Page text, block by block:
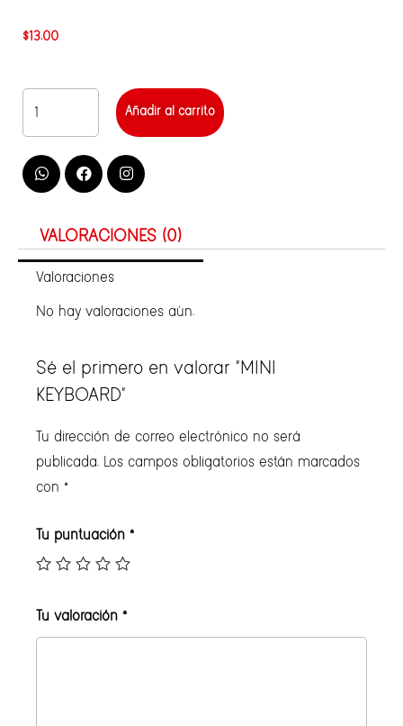
$13.00
Añadir al carrito
VALORACIONES (0)
Valoraciones
No hay valoraciones aún.
Sé el primero en valorar “MINI
KEYBOARD”
Tu dirección de correo electrónico no será
publicada. Los campos obligatorios están marcados
con *
Tu puntuación *
Tu valoración *